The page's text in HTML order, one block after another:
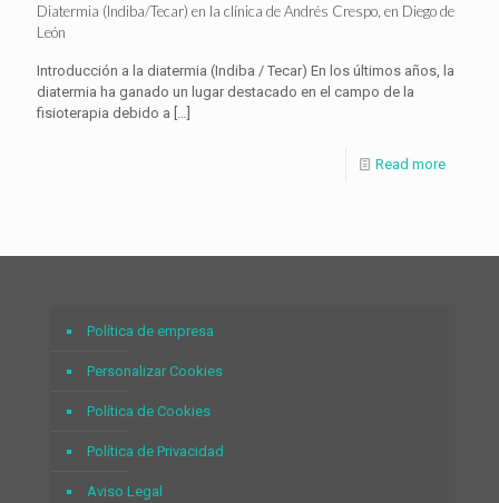
Diatermia (Indiba/Tecar) en la clínica de Andrés Crespo, en Diego de
León
Introducción a la diatermia (Indiba / Tecar) En los últimos años, la
diatermia ha ganado un lugar destacado en el campo de la
fisioterapia debido a […]
Read more
Política de empresa
Personalizar Cookies
Política de Cookies
Política de Privacidad
Aviso Legal